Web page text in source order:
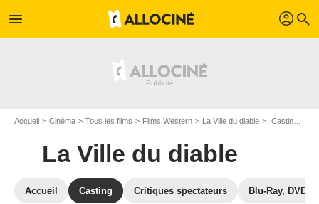
menu profil search
Accueil Cinéma Tous les films Films Western La Ville du diable Casting La Ville du diable
La Ville du diable
Accueil Casting Critiques spectateurs Blu-Ray, DVD